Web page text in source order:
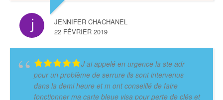
JENNIFER CHACHANEL
22 FÉVRIER 2019
J ai appelé en urgence la ste adr
pour un problème de serrure ils sont intervenus
dans la demi heure et m ont conseillé de faire
fonctionner ma carte bleue visa pour perte de clés et